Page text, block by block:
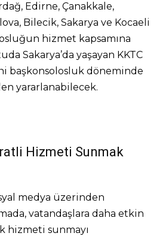
Edirne, Çanakkale,
Bilecik, Sakarya ve Kocaeli
hizmet kapsamına
Sakarya’da yaşayan KKTC
başkonsolosluk döneminde
yararlanabilecek.
Hizmeti Sunmak
medya üzerinden
vatandaşlara daha etkin
hizmeti sunmayı